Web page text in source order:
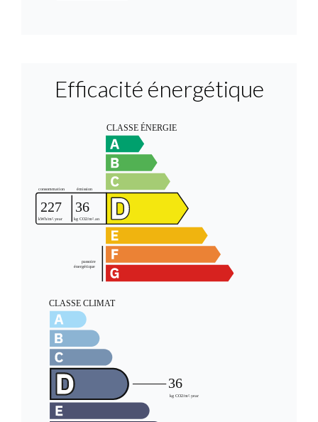
Efficacité énergétique